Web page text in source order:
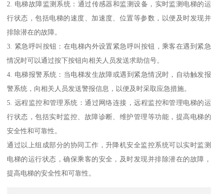
2. 电梯故障监测系统：通过传感器和监测设备，实时监测电梯的运
行状态，包括电梯的速度、加速度、位置等参数，以便及时发现并
排除潜在的故障。
3. 紧急呼叫按钮：在电梯内外设置紧急呼叫按钮，乘客在遇到紧急
情况时可以通过按下按钮向相关人员发送求助信号。
4. 电梯报警系统：当电梯发生故障或遇到紧急情况时，自动触发报
警系统，向相关人员发送警报信息，以便及时采取应急措施。
5. 远程监控和管理系统：通过网络连接，远程监控和管理电梯的运
行状态，包括实时监控、故障诊断、维护管理等功能，提高电梯的
安全性和可靠性。
通过以上组成部分的协同工作，升降机安全监控系统可以实时监测
电梯的运行状态，确保乘客的安全，及时发现并排除潜在的故障，
提高电梯的安全性和可靠性。